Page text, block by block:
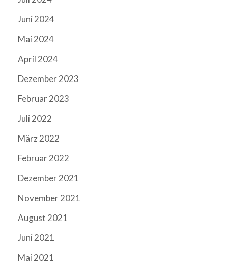
Juni 2024
Mai 2024
April 2024
Dezember 2023
Februar 2023
Juli 2022
März 2022
Februar 2022
Dezember 2021
November 2021
August 2021
Juni 2021
Mai 2021